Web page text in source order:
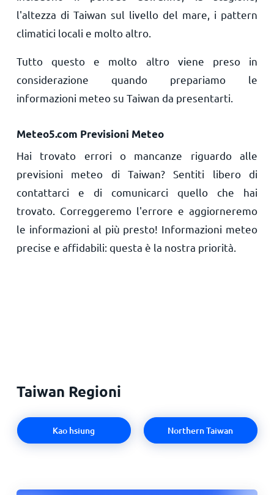
l'altezza di Taiwan sul livello del mare, i pattern
climatici locali e molto altro.
Tutto questo e molto altro viene preso in
considerazione quando prepariamo le
informazioni meteo su Taiwan da presentarti.
Meteo5.com Previsioni Meteo
Hai trovato errori o mancanze riguardo alle
previsioni meteo di Taiwan? Sentiti libero di
contattarci e di comunicarci quello che hai
trovato. Correggeremo l'errore e aggiorneremo
le informazioni al più presto! Informazioni meteo
precise e affidabili: questa è la nostra priorità.
Taiwan Regioni
Kao hsiung Northern Taiwan